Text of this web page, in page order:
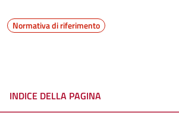
Normativa di riferimento
INDICE DELLA PAGINA